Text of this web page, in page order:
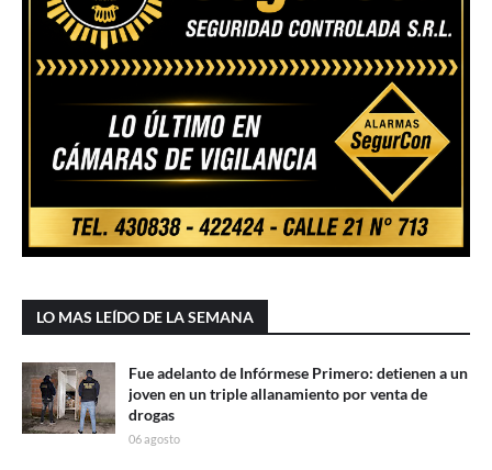
LO MAS LEÍDO DE LA SEMANA
Fue adelanto de Infórmese Primero: detienen a un
joven en un triple allanamiento por venta de
drogas
06 agosto